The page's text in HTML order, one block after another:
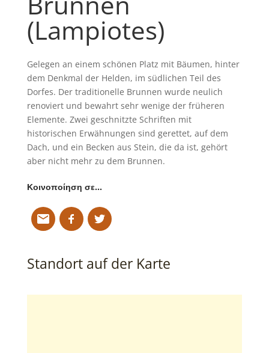
(Lampiotes)
Gelegen an einem schönen Platz mit Bäumen, hinter
dem Denkmal der Helden, im südlichen Teil des
Dorfes. Der traditionelle Brunnen wurde neulich
renoviert und bewahrt sehr wenige der früheren
Elemente. Zwei geschnitzte Schriften mit
historischen Erwähnungen sind gerettet, auf dem
Dach, und ein Becken aus Stein, die da ist, gehört
aber nicht mehr zu dem Brunnen.
Κοινοποίηση σε…
Standort auf der Karte